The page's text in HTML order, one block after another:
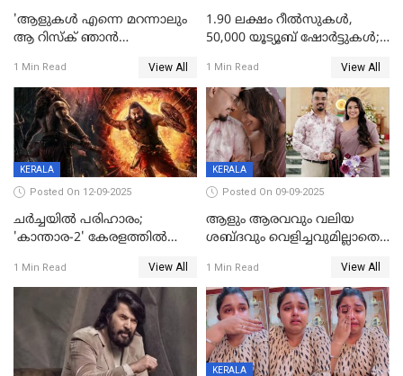
'ആളുകള്‍ എന്നെ മറന്നാലും
ആ റിസ്ക് ഞാൻ
മനസിലായി, കടുത്ത
തീരുമാനവുമായി ഐശ്വര്യ
ലക്ഷ്മി
1 Min Read View All
1.90 ലക്ഷം റീല്‍സുകള്‍,
50,000 യൂട്യൂബ് ഷോര്‍ട്ടുകള്‍;
ഹിറ്റായി ഓണം മൂഡ് ഗാനം
1 Min Read View All
KERALA
Posted On 12-09-2025
ചർച്ചയിൽ പരിഹാരം;
'കാന്താര-2' കേരളത്തിൽ
ഫിയോക്ക്
1 Min Read View All
KERALA
Posted On 09-09-2025
ആളും ആരവവും വലിയ
ശബ്ദവും വെളിച്ചവുമില്ലാതെ
വിവാഹിതയായെന്ന്‌ നടി ​
ഗ്രേസ് ആന്റണി
1 Min Read View All
KERALA